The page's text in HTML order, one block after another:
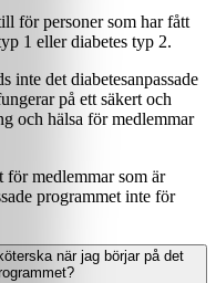
för personer som har fått
1 eller diabetes typ 2.
inte det diabetesanpassade
på ett säkert och
och hälsa för medlemmar
medlemmar som är
programmet inte för
när jag börjar på det